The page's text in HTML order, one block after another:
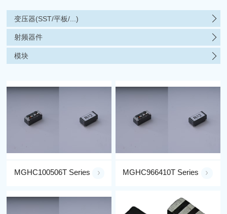
变压器(SST/平板/...)
射频器件
模块
MGHC100506T Series MGHC966410T Series